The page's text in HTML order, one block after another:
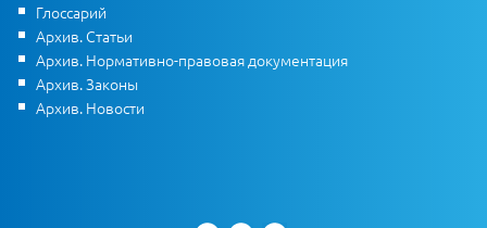
Глоссарий
Архив. Статьи
Архив. Нормативно-правовая документация
Архив. Законы
Архив. Новости